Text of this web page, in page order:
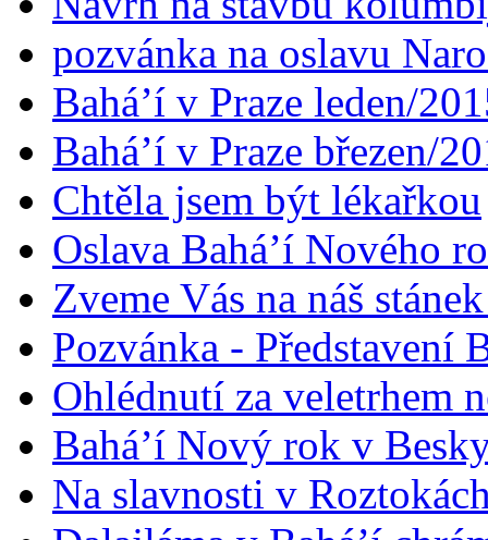
pozvánka na oslavu
Bahá’í v Praze leden/
Bahá’í v Praze březen/
Chtěla jsem být lékařkou
Oslava Bahá’í Nového
Zveme Vás na náš
Pozvánka - Představení
Ohlédnutí za veletrhem
Bahá’í Nový rok v
Na slavnosti v